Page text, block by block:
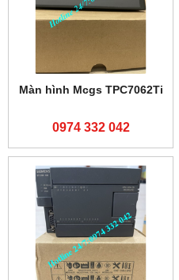
Bộ chỉnh lực căng tự
động KDT-B-600 Tension
controller-0974332042
Màn hình Proface
PFXGP4502WADW/GP4502WW
0974 332 042